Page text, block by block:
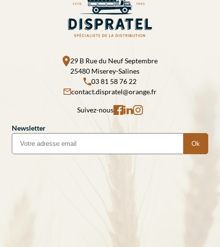
29 B Rue du Neuf Septembre
25480 Miserey-Salines
03 81 58 76 22
contact.dispratel@orange.fr
Suivez-nous
Newsletter
Ok